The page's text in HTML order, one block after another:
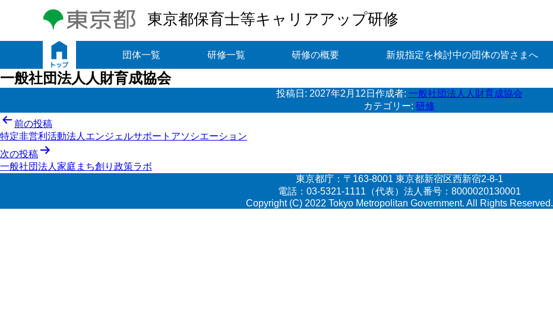
東京都保育士等キャリアアップ研修
団体一覧 研修一覧 研修の概要 新規指定を検討中の団体の皆さまへ
一般社団法人人財育成協会
投稿日: 2027年2月12日 作成者: 一般社団法人人財育成協会
カテゴリー: 研修
投
稿
ナ
ビ
前の投稿
特定非営利活動法人エンジェルサポートアソシエーション
次の投稿
一般社団法人家庭まち創り政策ラボ
東京都庁：〒163-8001 東京都新宿区西新宿2-8-1
電話：03-5321-1111（代表）法人番号：8000020130001
Copyright (C) 2022 Tokyo Metropolitan Government. All Rights Reserved.